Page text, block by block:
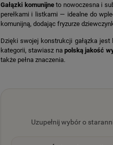
Gałązki komunijneto nowoczesna i
perełkami i listkami — idealne do
komunijną, dodając fryzurze
Dzięki swojej konstrukcji gałązka
kategorii, stawiasz na polską jakość
także pełna znaczenia.
Uzupełnij wybór o